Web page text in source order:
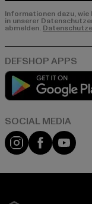
Informationen dazu,
in unserer
abmelden.
Instagram
Facebook